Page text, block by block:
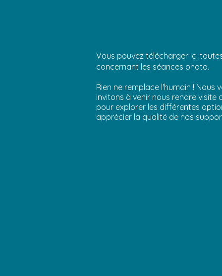
Vous pouvez télécharger ici
concernant les séances photo.
Rien ne remplace l'humain ! Nous
invitons à venir nous rendre visite
pour explorer les différentes
apprécier la qualité de nos